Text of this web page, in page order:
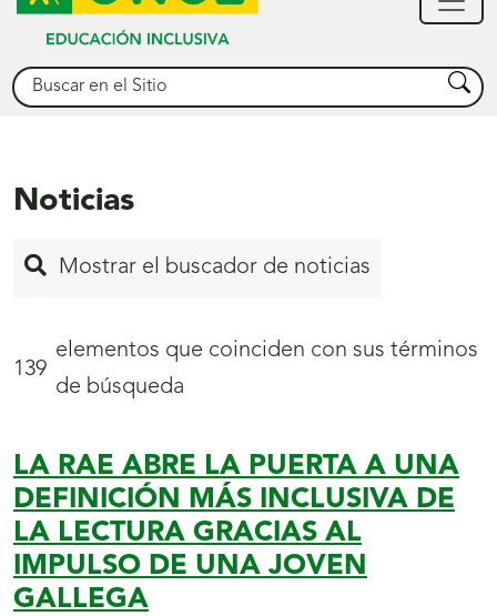
Buscar Buscar
Noticias
Mostrar el buscador de noticias
139
elementos que coinciden con sus términos
de búsqueda
Inicio
de
página
1
LA RAE ABRE LA PUERTA A UNA
DEFINICIÓN MÁS INCLUSIVA DE
LA LECTURA GRACIAS AL
IMPULSO DE UNA JOVEN
GALLEGA